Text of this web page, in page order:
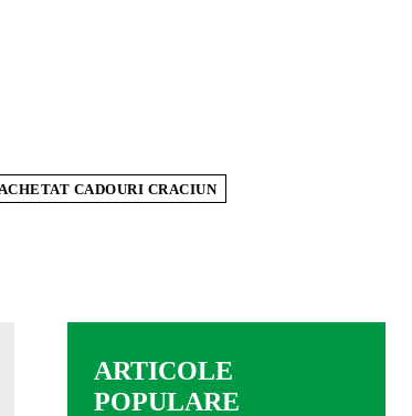
CADOURI CRACIUN
ARTICOLE
POPULARE